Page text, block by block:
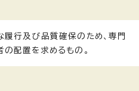
履行及び品質確保のため、専門
配置を求めるもの。